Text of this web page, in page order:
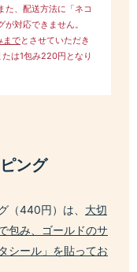
た、配送方法に「ネコ
対応できません。
までとさせていただき
は1包み220円となり
ング
（440円）は、 大切
包み、ゴールドのサ
シール」を貼ってお